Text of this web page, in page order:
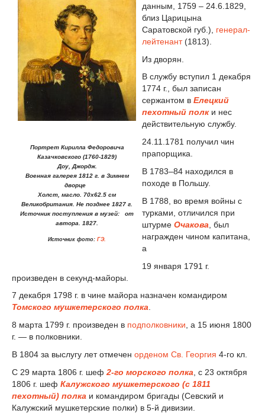
Портрет Кирилла Федоровича
Казачковского (1760-1829)
Доу, Джордж.
Военная галерея 1812 г. в Зимнем
дворце
Холст, масло. 70х62.5 см
Великобритания. Не позднее 1827 г.
Источник поступления в музей: от
автора. 1827.
Источник фото: ГЭ.
данным, 1759 – 24.6.1829,
близ Царицына
Саратовской губ.), генерал-
лейтенант(1813).
Из дворян.
В службу вступил 1 декабря
1774 г., был записан
сержантом в Елецкий
пехотный полки нес
действительную службу.
24.11.1781 получил чин
прапорщика.
В 1783–84 находился в
походе в Польшу.
В 1788, во время войны с
турками, отличился при
штурме Очакова , был
награжден чином капитана,
а
19 января 1791 г.
произведен в секунд-майоры.
7 декабря 1798 г. в чине майора назначен командиром
Томского мушкетерского полка.
8 марта 1799 г. произведен в подполковники , а 15 июня 1800
г. — в полковники.
В 1804 за выслугу лет отмечен орденом Св. Георгия 4-го кл.
С 29 марта 1806 г. шеф 2-го морского полка , с 23 октября
1806 г. шеф Калужского мушкетерского (с 1811
пехотный) полка и командиром бригады (Севский и
Калужский мушкетерские полки) в 5-й дивизии.